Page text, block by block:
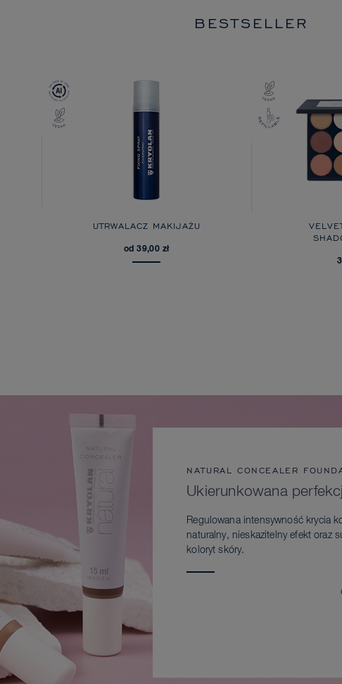
BESTSELLER
UTRWALACZ MAKIJAŻU
od 39,00 zł
NATURAL CONCEALER
Ukierunkowana
Regulowana intensywność krycia
naturalny, nieskazitelny efekt oraz
koloryt skóry.